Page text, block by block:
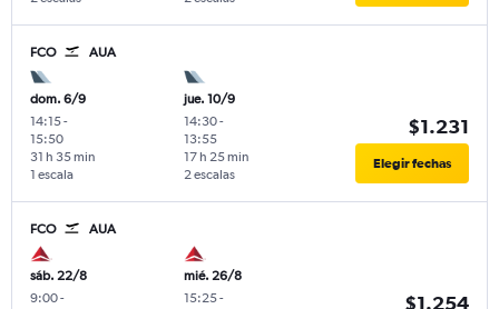
FCO AUA
dom. 6/9
14:15-
15:50
1 escala
31 h 35 min
jue. 10/9
14:30-
13:55
2 escalas
17 h 25 min
$1.231
Elegir fechas
FCO AUA
sáb. 22/8
9:00-
mié. 26/8
15:25-
$1.254